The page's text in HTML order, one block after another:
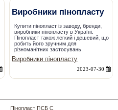
Виробники пінопласту
Купити пінопласт із заводу, бренди,
виробники пінопласту в Україні.
Пінопласт також легкий і дешевий, що
робить його зручним для
різноманітних застосувань.
Виробники пінопласту
2023-07-30
Пінопласт ПСБ С